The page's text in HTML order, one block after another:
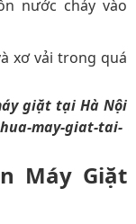
nước chảy vào
xơ vải trong quá
giặt tại Hà Nội
may-giat-tai-
Máy Giặt